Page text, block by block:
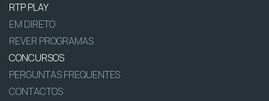
RTP PLAY
EM DIRETO
REVER PROGRAMAS
CONCURSOS
PERGUNTAS FREQUENTES
CONTACTOS